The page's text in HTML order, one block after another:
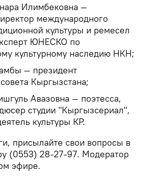
Илимбековна —
международного
культуры и ремесел
ЮНЕСКО по
культурному наследию НКН;
— президент
Кыргызстана;
Авазовна — поэтесса,
студии "Кыргызсериал",
культуры КР.
присылайте свои вопросы в
(0553) 28-27-97. Модератор
эфире.